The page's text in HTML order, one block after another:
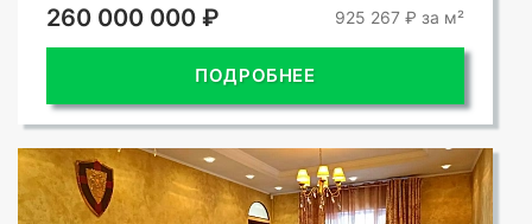
260 000 000 ₽ 925 267 ₽ за м²
ПОДРОБНЕЕ